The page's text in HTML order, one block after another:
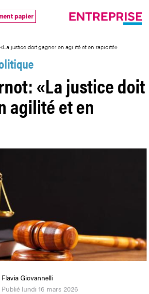
papier
justice doit gagner en agilité et en rapidité»
«La justice doit
agilité et en
Flavia Giovannelli
Publié lundi 16 mars 2026